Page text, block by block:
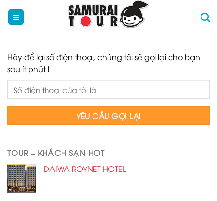
Hãy để lại số điện thoại, chúng tôi sẽ gọi lại cho bạn
sau ít phút !
TOUR – KHÁCH SẠN HOT
DAIWA ROYNET HOTEL